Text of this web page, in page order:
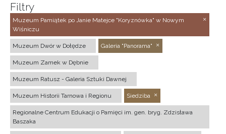
Filtry
Muzeum Pamiątek po Janie Matejce "Koryznówka" w Nowym
Wiśniczu
Muzeum Dwór w Dołędze Galeria "Panorama"
Muzeum Zamek w Dębnie
Muzeum Ratusz - Galeria Sztuki Dawnej
Muzeum Historii Tarnowa i Regionu Siedziba
Regionalne Centrum Edukacji o Pamięci im. gen. bryg. Zdzisława
Baszaka